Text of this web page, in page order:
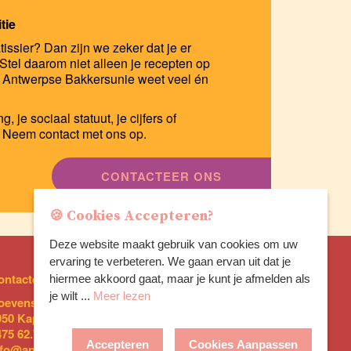
Dan zijn we zeker dat je er
daarom niet alleen je recepten op
Bakkersunie weet veel én
je sociaal statuut, je cijfers of
contact met ons op.
CONTACTEER ONS
ons:
92 A
Kapellen
62.75.44
Legal
Privacy policy
🍪 Cookies Accepteren?
Deze website maakt gebruik van cookies om uw
ervaring te verbeteren. We gaan ervan uit dat je
hiermee akkoord gaat, maar je kunt je afmelden als
je wilt ... Meer lezen
Accepteren Cookies Aanpassen